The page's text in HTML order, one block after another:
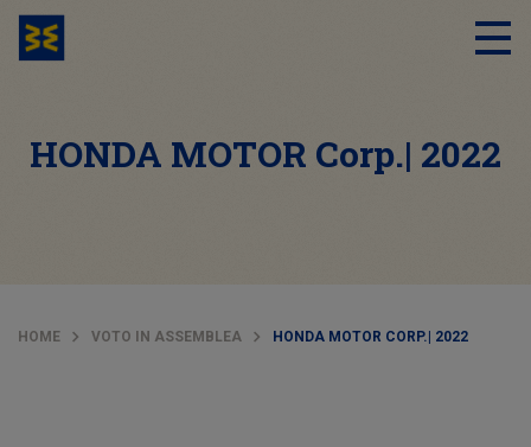
HONDA MOTOR Corp.| 2022
HOME VOTO IN ASSEMBLEA HONDA MOTOR CORP.| 2022